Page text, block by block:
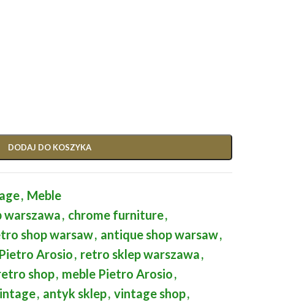
DODAJ DO KOSZYKA
, Meble
warszawa, chrome furniture,
shop warsaw, antique shop warsaw,
Arosio, retro sklep warszawa,
shop, meble Pietro Arosio,
, antyk sklep, vintage shop,